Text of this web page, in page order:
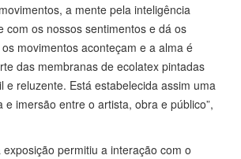
a mente pela inteligência
com os nossos sentimentos e dá os
movimentos aconteçam e a alma é
das membranas de ecolatex pintadas
e reluzente. Está estabelecida assim uma
e imersão entre o artista, obra e público”,
permitiu a interação com o